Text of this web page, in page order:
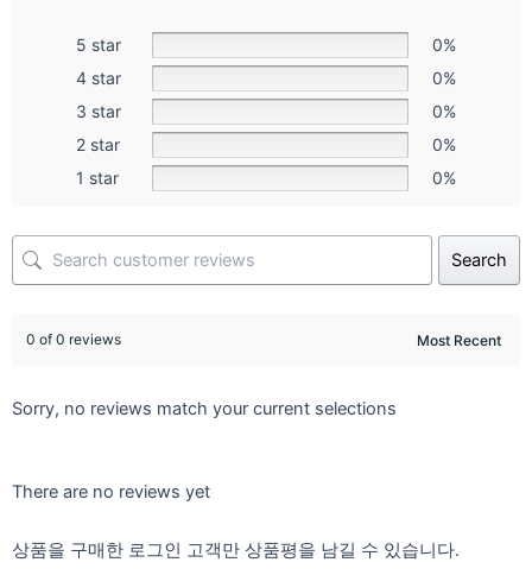
5 star
0%
4 star
0%
3 star
0%
2 star
0%
1 star
0%
Search
0 of 0 reviews
Sorry, no reviews match your current selections
There are no reviews yet
상품을 구매한 로그인 고객만 상품평을 남길 수 있습니다.